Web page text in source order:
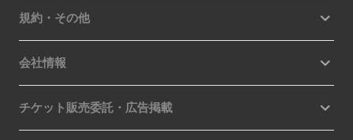
規約・その他
会社情報
チケット販売委託・広告掲載